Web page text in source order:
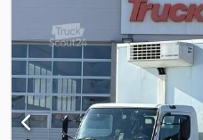
juodas,
pavaros tipas:automatinis,
sėdimų vietų skaičius:3, krovinio
ilgis:4 144 mm, krovinių skyriaus
aukštis:1 547 mm , priekinės
galinės padangos dydis:205 / 75 R
užraktas, kruizo kontrolė,